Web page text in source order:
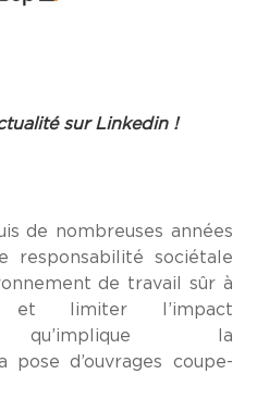
sur Linkedin !
de nombreuses années
responsabilité sociétale
de travail sûr à
et limiter l’impact
qu’implique la
d’ouvrages coupe-